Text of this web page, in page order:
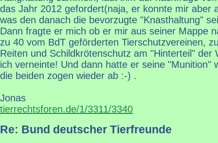
das Jahr 2012 gefordert(naja, er konnte mir aber
was den danach die bevorzugte "Knasthaltung"
Dann fragte er mich ob er mir aus seiner Mappe
zu 40 vom BdT geförderten Tierschutzvereinen,
Reiten und Schildkrötenschutz am "Hinterteil" der
ich verneinte! Und dann hatte er seine "Munition"
die beiden zogen wieder ab :-) .
Jonas
tierrechtsforen.de/1/3311/3340
Re: Bund deutscher Tierfreunde